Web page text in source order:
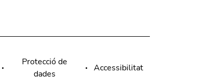
Protecció de
dades
Accessibilitat